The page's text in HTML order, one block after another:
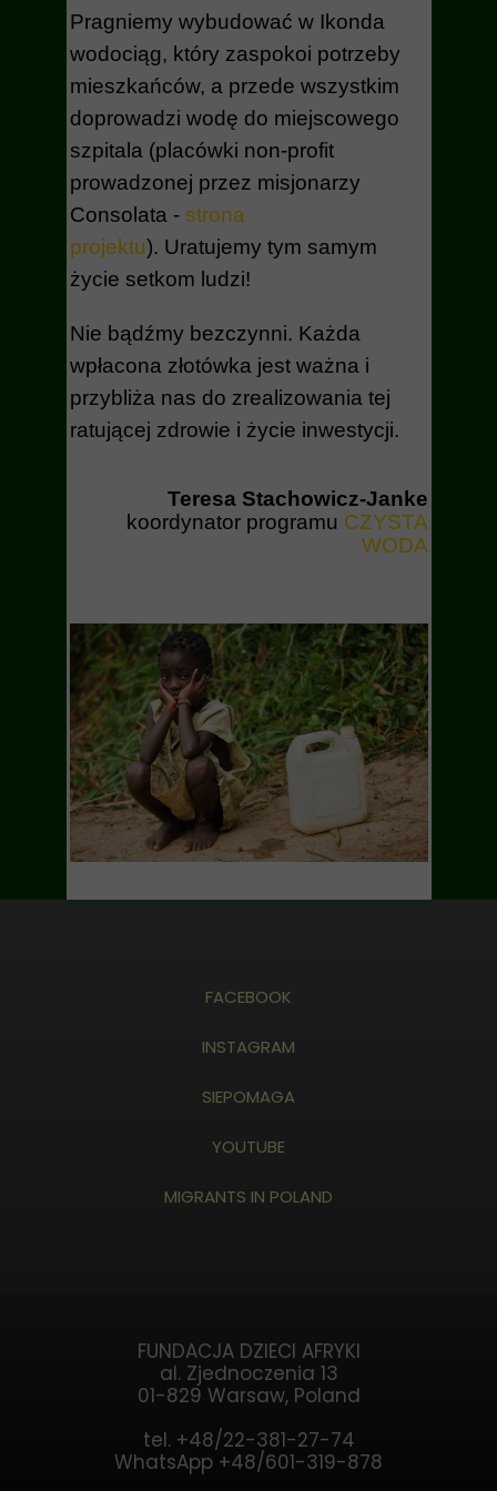
Pragniemy wybudować w Ikonda
wodociąg, który zaspokoi potrzeby
mieszkańców, a przede wszystkim
doprowadzi wodę do miejscowego
szpitala (placówki non-profit
prowadzonej przez misjonarzy
Consolata - strona
projektu). Uratujemy tym samym
życie setkom ludzi!
Nie bądźmy bezczynni. Każda
wpłacona złotówka jest ważna i
przybliża nas do zrealizowania tej
ratującej zdrowie i życie inwestycji.
Teresa Stachowicz-Janke
koordynator programu CZYSTA
WODA
FACEBOOK
INSTAGRAM
SIEPOMAGA
YOUTUBE
MIGRANTS IN POLAND
FUNDACJA DZIECI AFRYKI
al. Zjednoczenia 13
01-829 Warsaw, Poland
tel. +48/22-381-27-74
WhatsApp +48/601-319-878